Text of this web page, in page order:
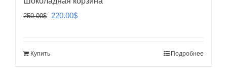
250.00$
Первоначальная
220.00$Текущая
Купить Подробнее